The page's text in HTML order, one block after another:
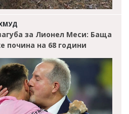
за Лионел Меси: Баща
почина на 68 години